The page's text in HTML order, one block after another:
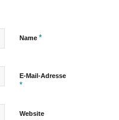
Name *
E-Mail-Adresse
*
Website